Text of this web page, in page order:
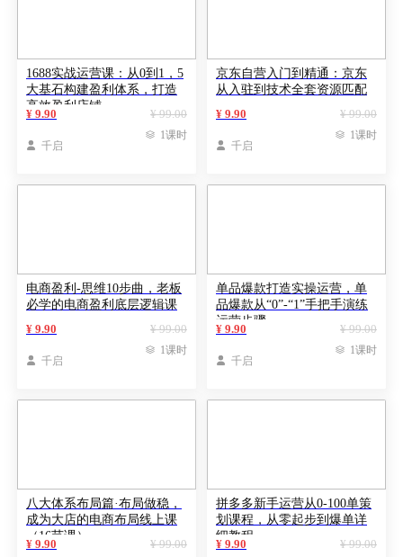
1688实战运营课：从0到1，5
大基石构建盈利体系，打造
高效盈利店铺
¥ 99.00
¥ 9.90
 千启
 1课时
京东自营入门到精通：京东
从入驻到技术全套资源匹配
¥ 99.00
¥ 9.90
 千启
 1课时
电商盈利-思维10步曲，老板
必学的电商盈利底层逻辑课
¥ 99.00
¥ 9.90
 千启
 1课时
单品爆款打造实操运营，单
品爆款从“0”-“1”手把手演练
运营步骤
¥ 99.00
¥ 9.90
 千启
 1课时
八大体系布局篇·布局做稳，
成为大店的电商布局线上课
（16节课）
¥ 99.00
¥ 9.90
拼多多新手运营从0-100单策
划课程，从零起步到爆单详
细教程
¥ 99.00
¥ 9.90